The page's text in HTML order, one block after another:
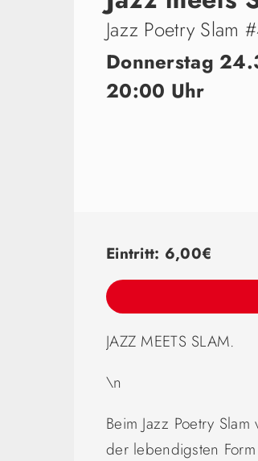
Jazz Poetry Slam
Donnerstag
20:00 Uhr
Eintritt: 6,00€
JAZZ MEETS SLAM.
\n
Beim Jazz Poetry
der lebendigsten